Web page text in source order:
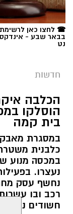
☎ לחצו כאן לרשימת
בבאר שבע -
נט
חדשות
הוסלקו
בית קמה
במסגרת
כלבנית
במכסה מנוע
נעצרו.
נחשף עסק
רכב ובו
חשודים